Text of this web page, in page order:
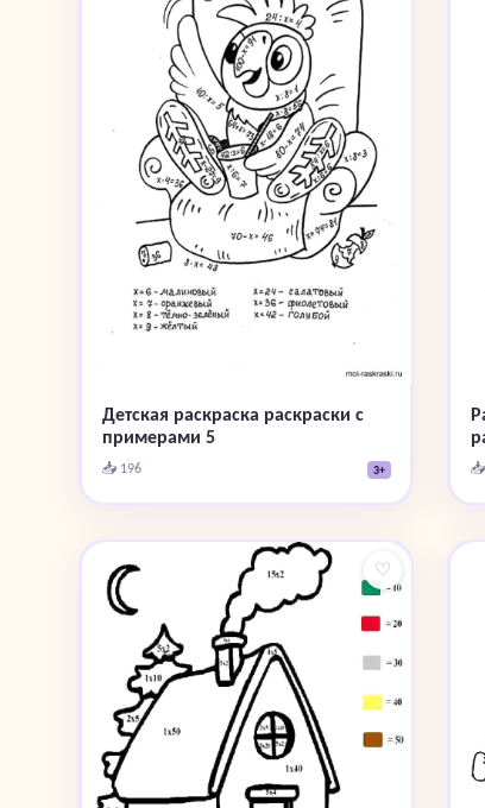
Детская раскраска раскраски с
примерами 5
📥 196 3+
♡